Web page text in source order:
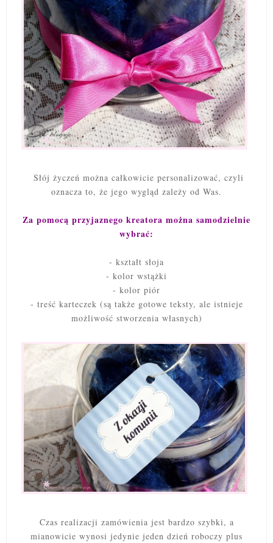
Słój życzeń można całkowicie personalizować, czyli
oznacza to, że jego wygląd zależy od Was.
Za pomocą przyjaznego kreatora można samodzielnie
wybrać:
- kształt słoja
- kolor wstążki
- kolor piór
- treść karteczek (są także gotowe teksty, ale istnieje
możliwość stworzenia własnych)
Czas realizacji zamówienia jest bardzo szybki, a
mianowicie wynosi jedynie jeden dzień roboczy plus